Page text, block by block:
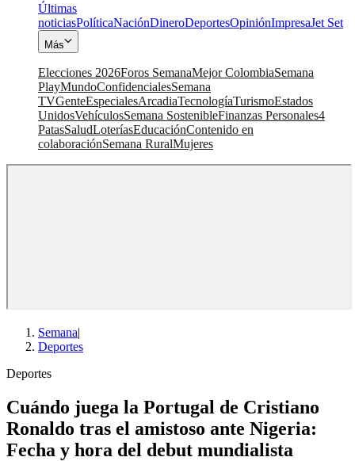
Últimas
noticiasPolíticaNaciónDineroDeportesOpiniónImpresaJet Set
Más
Elecciones 2026Foros SemanaMejor ColombiaSemana
PlayMundoConfidencialesSemana
TVGenteEspecialesArcadiaTecnologíaTurismoEstados
UnidosVehículosSemana SostenibleFinanzas Personales4
PatasSaludLoteríasEducaciónContenido en
colaboraciónSemana RuralMujeres
Semana|
Deportes
Deportes
Cuándo juega la Portugal de Cristiano
Ronaldo tras el amistoso ante Nigeria:
Fecha y hora del debut mundialista